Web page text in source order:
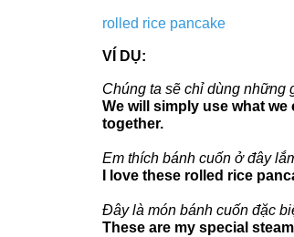
rolled rice pancake
VÍ DỤ:
Chúng ta sẽ chỉ dùng những
We will simply use what
together.
Em thích bánh cuốn ở đây
I love these rolled rice
Đây là món bánh cuốn đặc
These are my special